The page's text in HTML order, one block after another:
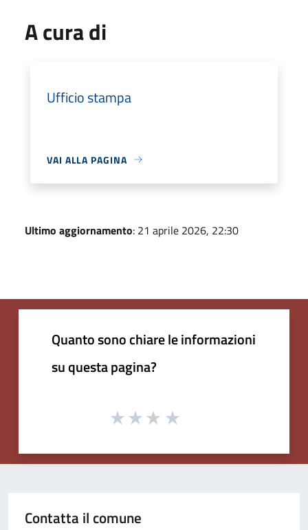
A cura di
Ufficio stampa
VAI ALLA PAGINA
Ultimo aggiornamento: 21 aprile 2026, 22:30
Quanto sono chiare le informazioni
su questa pagina?
Contatta il comune